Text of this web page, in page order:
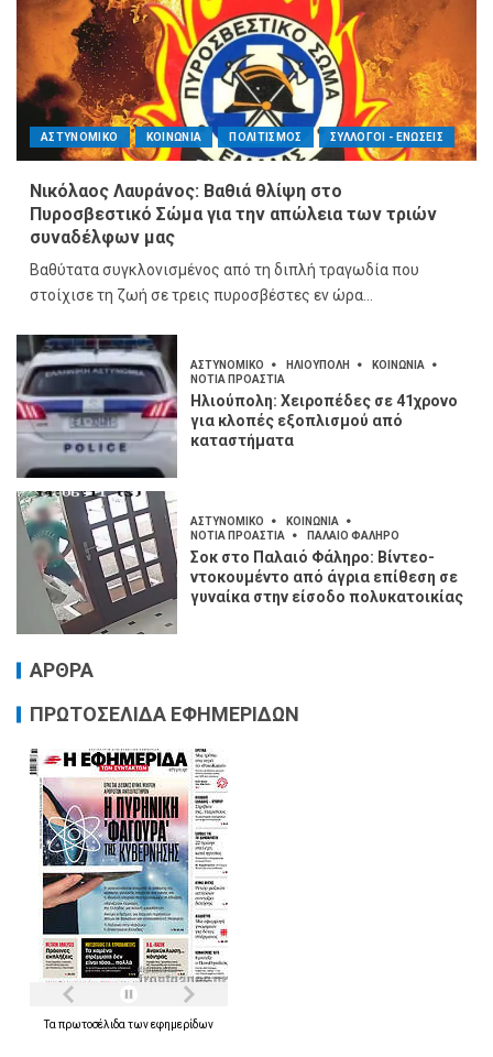
ΑΣΤΥΝΟΜΙΚΟ ΚΟΙΝΩΝΙΑ ΠΟΛΙΤΙΣΜΟΣ ΣΥΛΛΟΓΟΙ - ΕΝΩΣΕΙΣ
Νικόλαος Λαυράνος: Βαθιά θλίψη στο
Πυροσβεστικό Σώμα για την απώλεια των τριών
συναδέλφων μας
Βαθύτατα συγκλονισμένος από τη διπλή τραγωδία που
στοίχισε τη ζωή σε τρεις πυροσβέστες εν ώρα...
ΑΣΤΥΝΟΜΙΚΟ ΗΛΙΟΥΠΟΛΗ
ΚΟΙΝΩΝΙΑ
ΝΟΤΙΑ ΠΡΟΑΣΤΙΑ
Ηλιούπολη: Χειροπέδες σε 41χρονο
για κλοπές εξοπλισμού από
καταστήματα
ΑΣΤΥΝΟΜΙΚΟ
ΚΟΙΝΩΝΙΑ
ΝΟΤΙΑ ΠΡΟΑΣΤΙΑ
ΠΑΛΑΙΟ ΦΑΛΗΡΟ
Σοκ στο Παλαιό Φάληρο: Βίντεο-
ντοκουμέντο από άγρια επίθεση σε
γυναίκα στην είσοδο πολυκατοικίας
ΑΡΘΡΑ
ΠΡΩΤΟΣΕΛΙΔΑ ΕΦΗΜΕΡΙΔΩΝ
Τα πρωτοσέλιδα τωνεφημερίδων